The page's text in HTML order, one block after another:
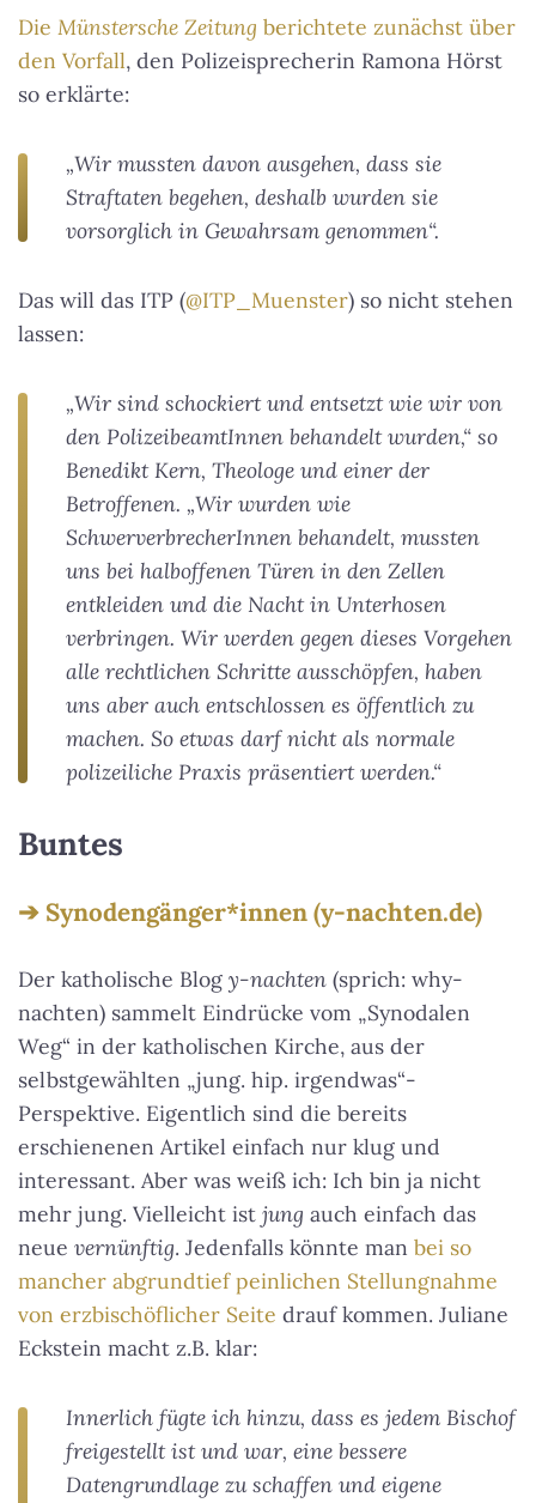
Die Münstersche Zeitung berichtete zunächst über
den Vorfall, den Polizeisprecherin Ramona Hörst
so erklärte:
„Wir mussten davon ausgehen, dass sie
Straftaten begehen, deshalb wurden sie
vorsorglich in Gewahrsam genommen“.
Das will das ITP (@ITP_Muenster) so nicht stehen
lassen:
„Wir sind schockiert und entsetzt wie wir von
den PolizeibeamtInnen behandelt wurden,“ so
Benedikt Kern, Theologe und einer der
Betroffenen. „Wir wurden wie
SchwerverbrecherInnen behandelt, mussten
uns bei halboffenen Türen in den Zellen
entkleiden und die Nacht in Unterhosen
verbringen. Wir werden gegen dieses Vorgehen
alle rechtlichen Schritte ausschöpfen, haben
uns aber auch entschlossen es öffentlich zu
machen. So etwas darf nicht als normale
polizeiliche Praxis präsentiert werden.“
Buntes
Synodengänger*innen (y-nachten.de)
Der katholische Blog y-nachten (sprich: why-
nachten) sammelt Eindrücke vom „Synodalen
Weg“ in der katholischen Kirche, aus der
selbstgewählten „jung. hip. irgendwas“-
Perspektive. Eigentlich sind die bereits
erschienenen Artikel einfach nur klug und
interessant. Aber was weiß ich: Ich bin ja nicht
mehr jung. Vielleicht ist jung auch einfach das
neue vernünftig. Jedenfalls könnte man bei so
mancher abgrundtief peinlichen Stellungnahme
von erzbischöflicher Seite drauf kommen. Juliane
Eckstein macht z.B. klar:
Innerlich fügte ich hinzu, dass es jedem Bischof
freigestellt ist und war, eine bessere
Datengrundlage zu schaffen und eigene